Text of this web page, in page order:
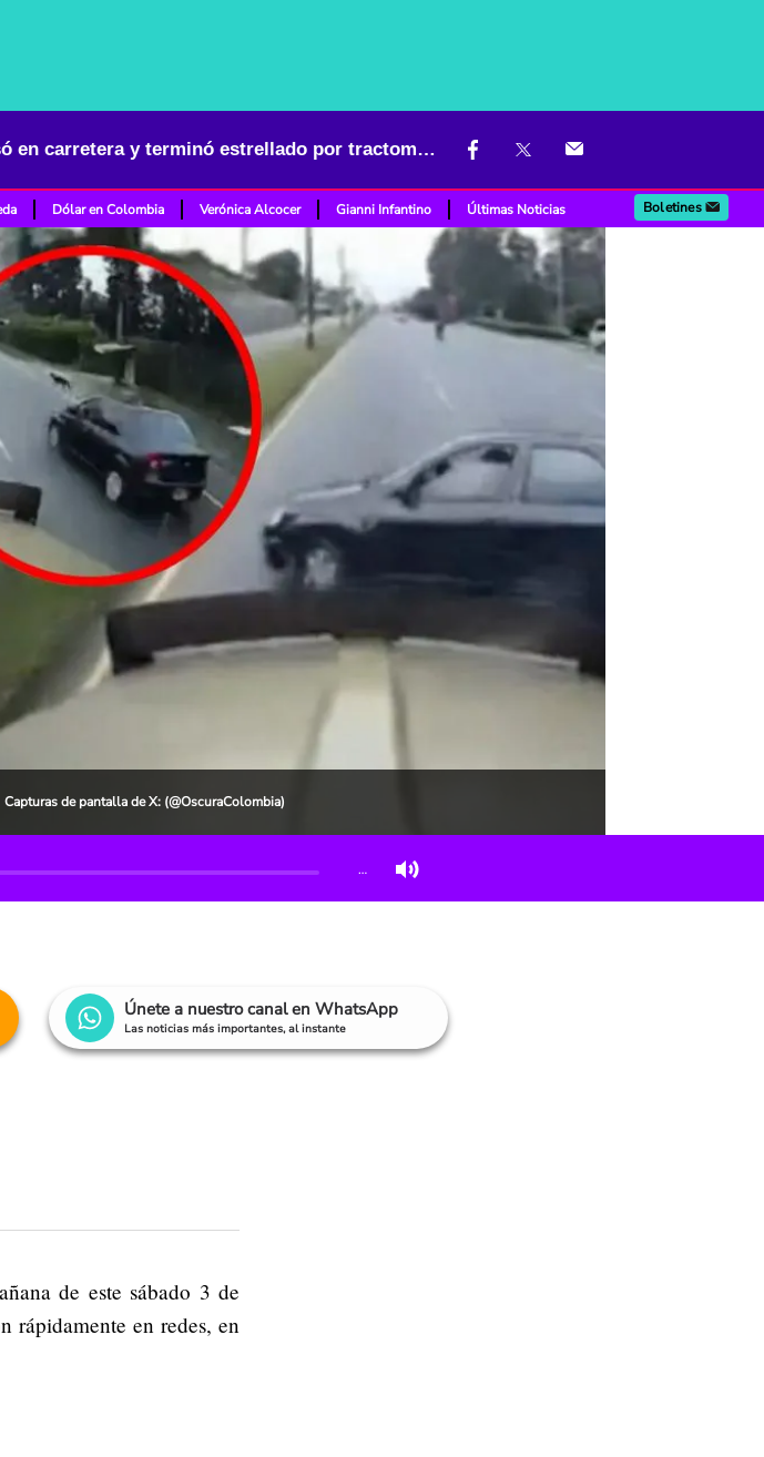
Carro esquivó a perro que se atravesó en carretera y terminó estrellado por tractomula
Dólar en Colombia Verónica Alcocer Gianni Infantino Últimas Noticias Boletines
Capturas de pantalla de X: (@OscuraColombia)
…
Únete a nuestro canal en WhatsApp
Las noticias más importantes, al instante
de este sábado 3 de
rápidamente en redes, en